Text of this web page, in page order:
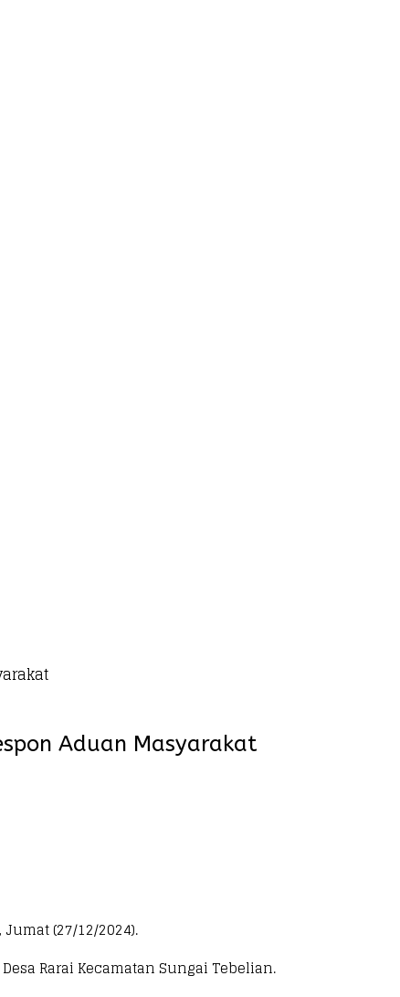
Aduan Masyarakat
(27/12/2024).
Rarai Kecamatan Sungai Tebelian.